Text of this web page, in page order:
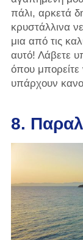
πάλι, αρκετά
κρυστάλλινα
μια από τις
αυτό! Λάβετε
όπου
υπάρχουν
8.